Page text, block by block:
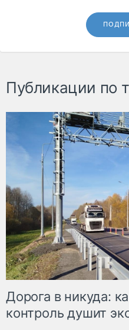
Публикации по
Дорога в никуда:
контроль душит